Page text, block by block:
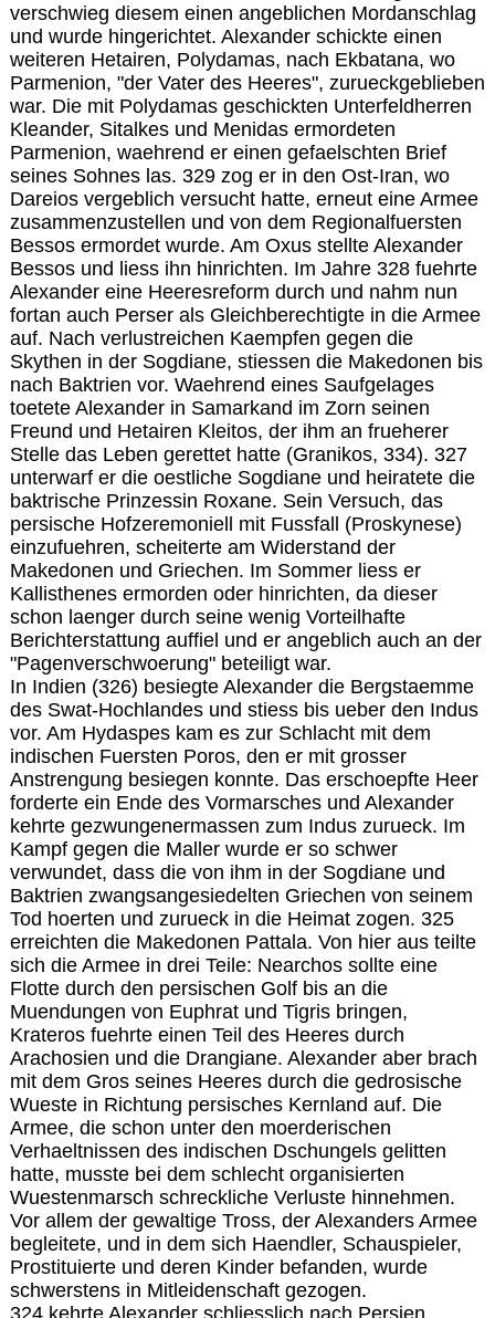
verschwieg diesem einen angeblichen Mordanschlag
und wurde hingerichtet. Alexander schickte einen
weiteren Hetairen, Polydamas, nach Ekbatana, wo
Parmenion, "der Vater des Heeres", zurueckgeblieben
war. Die mit Polydamas geschickten Unterfeldherren
Kleander, Sitalkes und Menidas ermordeten
Parmenion, waehrend er einen gefaelschten Brief
seines Sohnes las. 329 zog er in den Ost-Iran, wo
Dareios vergeblich versucht hatte, erneut eine Armee
zusammenzustellen und von dem Regionalfuersten
Bessos ermordet wurde. Am Oxus stellte Alexander
Bessos und liess ihn hinrichten. Im Jahre 328 fuehrte
Alexander eine Heeresreform durch und nahm nun
fortan auch Perser als Gleichberechtigte in die Armee
auf. Nach verlustreichen Kaempfen gegen die
Skythen in der Sogdiane, stiessen die Makedonen bis
nach Baktrien vor. Waehrend eines Saufgelages
toetete Alexander in Samarkand im Zorn seinen
Freund und Hetairen Kleitos, der ihm an frueherer
Stelle das Leben gerettet hatte (Granikos, 334). 327
unterwarf er die oestliche Sogdiane und heiratete die
baktrische Prinzessin Roxane. Sein Versuch, das
persische Hofzeremoniell mit Fussfall (Proskynese)
einzufuehren, scheiterte am Widerstand der
Makedonen und Griechen. Im Sommer liess er
Kallisthenes ermorden oder hinrichten, da dieser
schon laenger durch seine wenig Vorteilhafte
Berichterstattung auffiel und er angeblich auch an der
"Pagenverschwoerung" beteiligt war.
In Indien (326) besiegte Alexander die Bergstaemme
des Swat-Hochlandes und stiess bis ueber den Indus
vor. Am Hydaspes kam es zur Schlacht mit dem
indischen Fuersten Poros, den er mit grosser
Anstrengung besiegen konnte. Das erschoepfte Heer
forderte ein Ende des Vormarsches und Alexander
kehrte gezwungenermassen zum Indus zurueck. Im
Kampf gegen die Maller wurde er so schwer
verwundet, dass die von ihm in der Sogdiane und
Baktrien zwangsangesiedelten Griechen von seinem
Tod hoerten und zurueck in die Heimat zogen. 325
erreichten die Makedonen Pattala. Von hier aus teilte
sich die Armee in drei Teile: Nearchos sollte eine
Flotte durch den persischen Golf bis an die
Muendungen von Euphrat und Tigris bringen,
Krateros fuehrte einen Teil des Heeres durch
Arachosien und die Drangiane. Alexander aber brach
mit dem Gros seines Heeres durch die gedrosische
Wueste in Richtung persisches Kernland auf. Die
Armee, die schon unter den moerderischen
Verhaeltnissen des indischen Dschungels gelitten
hatte, musste bei dem schlecht organisierten
Wuestenmarsch schreckliche Verluste hinnehmen.
Vor allem der gewaltige Tross, der Alexanders Armee
begleitete, und in dem sich Haendler, Schauspieler,
Prostituierte und deren Kinder befanden, wurde
schwerstens in Mitleidenschaft gezogen.
324 kehrte Alexander schliesslich nach Persien